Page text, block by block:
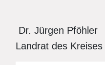
Dr. Jürgen Pföhler
Landrat des Kreises